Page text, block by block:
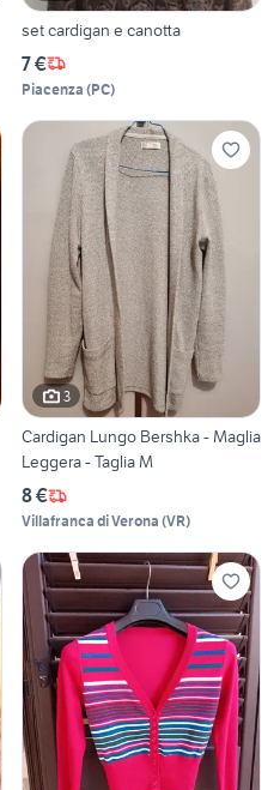
set cardigan e canotta
7 €
Piacenza (PC)
3
Cardigan Lungo Bershka - Maglia
Leggera - Taglia M
8 €
Villafranca di Verona (VR)